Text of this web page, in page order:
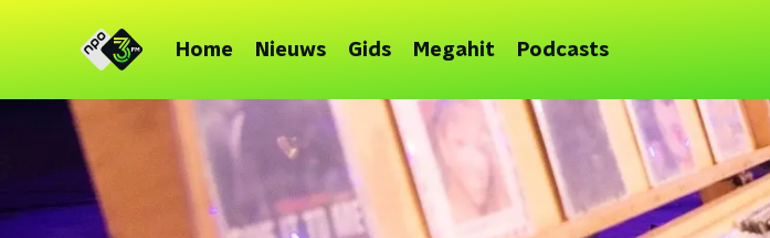
Home Nieuws Gids Megahit Podcasts